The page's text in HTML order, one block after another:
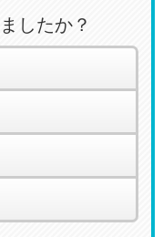
したか？